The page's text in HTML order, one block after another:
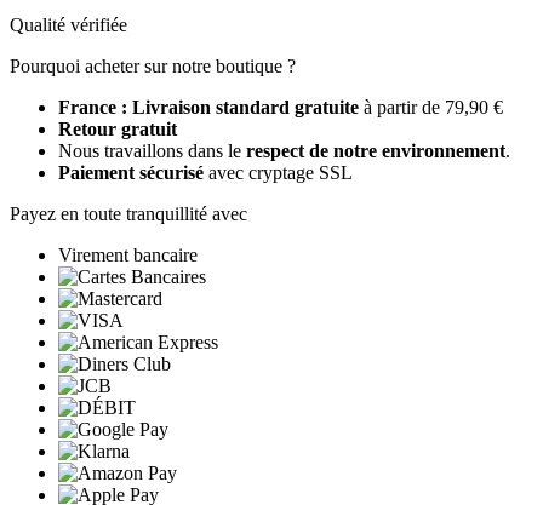
Qualité vérifiée
Pourquoi acheter sur notre boutique ?
France : Livraison standard gratuite à partir de 79,90 €
Retour gratuit
Nous travaillons dans le respect de notre environnement.
Paiement sécurisé avec cryptage SSL
Payez en toute tranquillité avec
Virement bancaire